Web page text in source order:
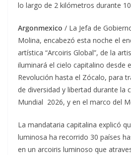
lo largo de 2 kilómetros durante
Argonmexico / La Jefa de
Molina, encabezó esta noche el
artística “Arcoiris Global”, de la
iluminará el cielo capitalino desde
Revolución hasta el Zócalo, para
de diversidad y libertad durante la
Mundial 2026, y en el marco del
La mandataria capitalina explicó
luminosa ha recorrido 30 países
en un arcoiris luminoso que